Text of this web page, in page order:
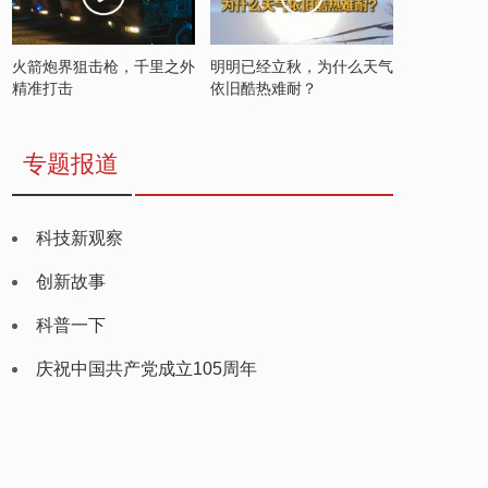
火箭炮界狙击枪，千里之外
精准打击
明明已经立秋，为什么天气
依旧酷热难耐？
专题报道
科技新观察
创新故事
科普一下
庆祝中国共产党成立105周年